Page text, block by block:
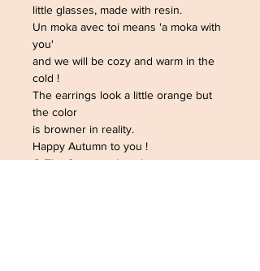
little glasses, made with resin.
Un moka avec toi means 'a moka with
you'
and we will be cozy and warm in the
cold !
The earrings look a little orange but
the color
is browner in reality.
Happy Autumn to you !
© The Sausage Jewels